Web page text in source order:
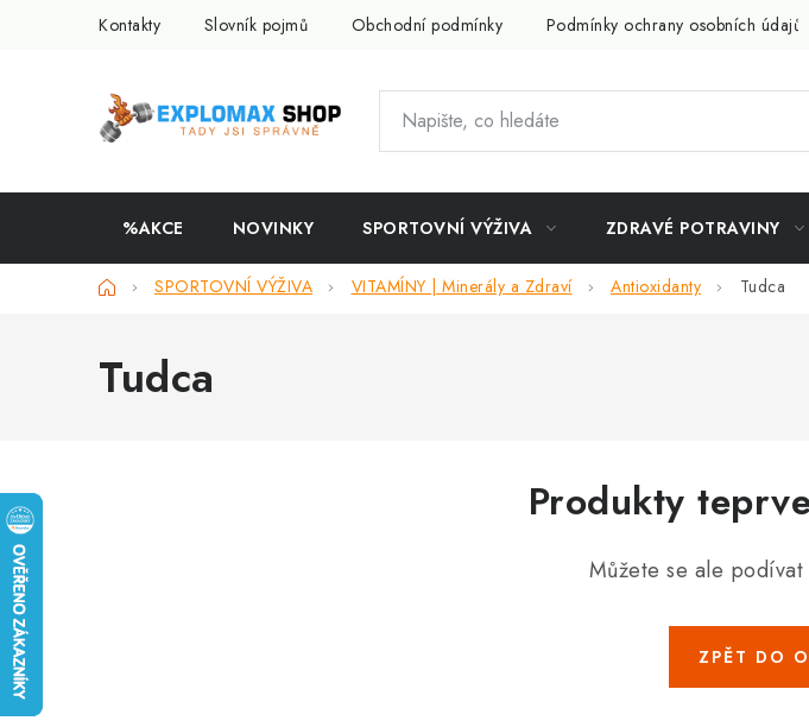
Kontakty Slovník pojmů Obchodní podmínky Podmínky ochrany osobních údajů
%AKCE NOVINKY SPORTOVNÍ VÝŽIVA ZDRAVÉ POTRAVINY
DomůSPORTOVNÍ VÝŽIVA VITAMÍNY | Minerály a Zdraví Antioxidanty Tudca
Tudca
Produkty
Můžete se ale
ZPĚT DO